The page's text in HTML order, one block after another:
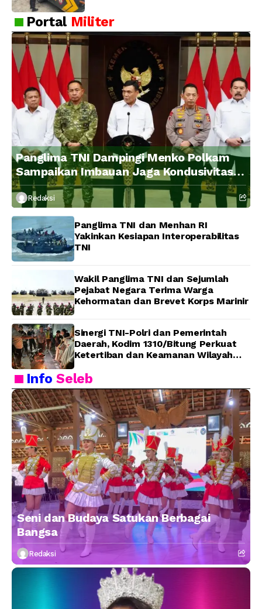
Portal Militer
Panglima TNI Dampingi Menko Polkam
Sampaikan Imbauan Jaga Kondusivitas
Bangsa
Redaksi
Panglima TNI dan Menhan RI
Yakinkan Kesiapan Interoperabilitas
TNI
Wakil Panglima TNI dan Sejumlah
Pejabat Negara Terima Warga
Kehormatan dan Brevet Korps Marinir
Sinergi TNI-Polri dan Pemerintah
Daerah, Kodim 1310/Bitung Perkuat
Ketertiban dan Keamanan Wilayah
InfoSeleb
Seni dan Budaya Satukan Berbagai
Bangsa
Redaksi